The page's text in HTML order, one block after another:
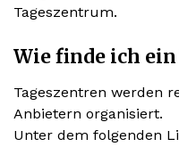
Tageszentrum.
Wie finde ich
Tageszentren werden
Anbietern organisiert.
Unter dem folgenden